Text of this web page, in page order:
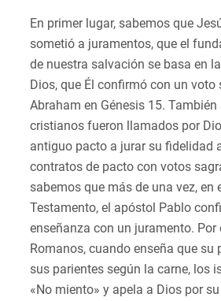
En primer lugar, sabemos que
sometió a juramentos, que el
de nuestra salvación se basa en
Dios, que Él confirmó con un voto
Abraham en Génesis 15.
cristianos fueron llamados por
antiguo pacto a jurar su fidelidad
contratos de pacto con votos
sabemos que más de una vez, en
Testamento, el apóstol Pablo
enseñanza con un juramento. Por
Romanos, cuando enseña que su
sus parientes según la carne, los
«No miento» y apela a Dios por